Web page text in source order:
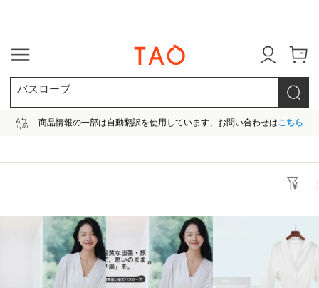
バスローブ
商品情報の一部は自動翻訳を使用しています、お問い合わせはこちら